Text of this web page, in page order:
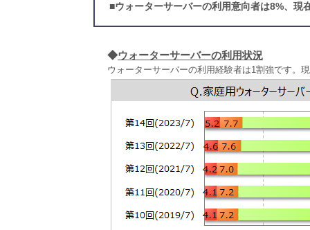
■ウォーターサーバーの利用意向者は8%、現
◆ウォーターサーバーの利用状況
ウォーターサーバーの利用経験者は1割強です。